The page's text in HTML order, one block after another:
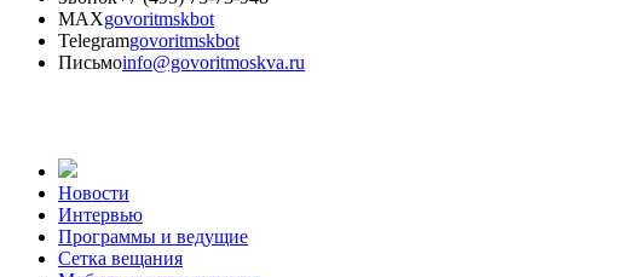
MAXgovoritmskbot
Telegramgovoritmskbot
Письмоinfo@govoritmoskva.ru
Новости
Интервью
Программы и ведущие
Сетка вещания